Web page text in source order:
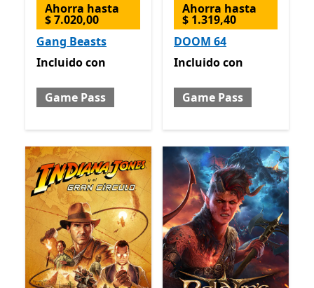
Ahorra hasta
$ 7.020,00
Gang Beasts
Incluido con Game Pass
Incluidocon
Game Pass
Ahorra hasta
$ 1.319,40
DOOM 64
Incluido con Game Pass
Incluidocon
Game Pass